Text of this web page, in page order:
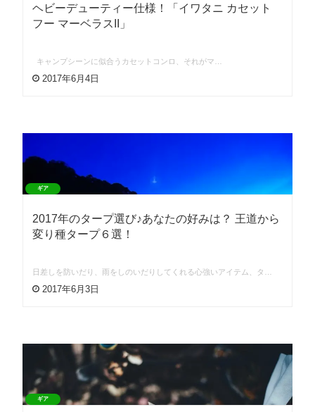
ヘビーデューティー仕様！「イワタニ カセット
フー マーベラスII」
キャンプシーンに似合うカセットコンロ、それがマ…
2017年6月4日
ギア
2017年のタープ選び♪あなたの好みは？ 王道から
変り種タープ６選！
日差しを防いだり、雨をしのいだりしてくれる心強いアイテム、タ…
2017年6月3日
ギア